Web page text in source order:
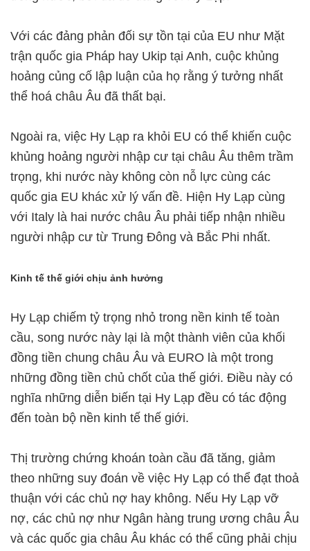
Với các đảng phản đối sự tồn tại của EU như Mặt
trận quốc gia Pháp hay Ukip tại Anh, cuộc khủng
hoảng củng cố lập luận của họ rằng ý tưởng nhất
thể hoá châu Âu đã thất bại.
Ngoài ra, việc Hy Lạp ra khỏi EU có thể khiến cuộc
khủng hoảng người nhập cư tại châu Âu thêm trầm
trọng, khi nước này không còn nỗ lực cùng các
quốc gia EU khác xử lý vấn đề. Hiện Hy Lạp cùng
với Italy là hai nước châu Âu phải tiếp nhận nhiều
người nhập cư từ Trung Đông và Bắc Phi nhất.
Kinh tế thế giới chịu ảnh hưởng
Hy Lạp chiếm tỷ trọng nhỏ trong nền kinh tế toàn
cầu, song nước này lại là một thành viên của khối
đồng tiền chung châu Âu và EURO là một trong
những đồng tiền chủ chốt của thế giới. Điều này có
nghĩa những diễn biến tại Hy Lạp đều có tác động
đến toàn bộ nền kinh tế thế giới.
Thị trường chứng khoán toàn cầu đã tăng, giảm
theo những suy đoán về việc Hy Lạp có thể đạt thoả
thuận với các chủ nợ hay không. Nếu Hy Lạp vỡ
nợ, các chủ nợ như Ngân hàng trung ương châu Âu
và các quốc gia châu Âu khác có thể cũng phải chịu